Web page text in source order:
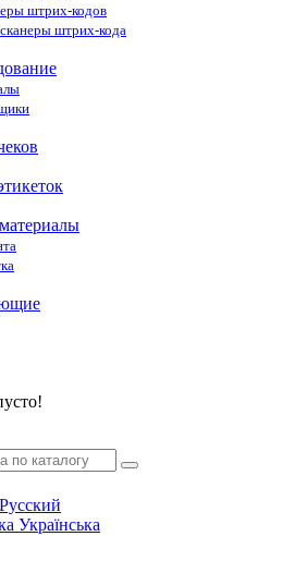
штрих-кодов
штрих-кода
Русский
Українська